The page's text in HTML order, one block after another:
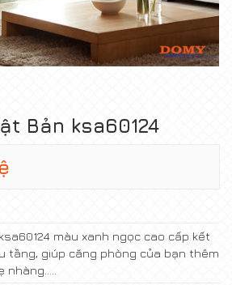
Bản ksa60124
màu xanh ngọc cao cấp kết
tầng, giúp căng phòng của bạn thêm